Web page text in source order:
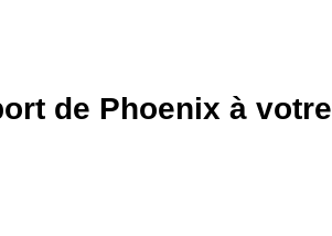
de Phoenix à votre